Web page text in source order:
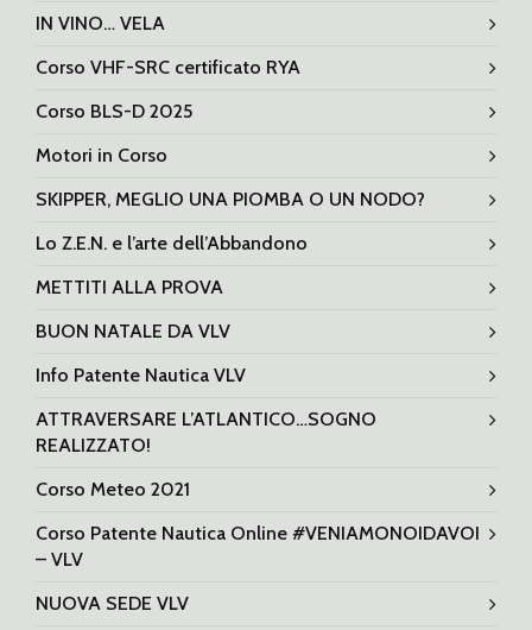
IN VINO… VELA
Corso VHF-SRC certificato RYA
Corso BLS-D 2025
Motori in Corso
SKIPPER, MEGLIO UNA PIOMBA O UN NODO?
Lo Z.E.N. e l’arte dell’Abbandono
METTITI ALLA PROVA
BUON NATALE DA VLV
Info Patente Nautica VLV
ATTRAVERSARE L’ATLANTICO…SOGNO
REALIZZATO!
Corso Meteo 2021
Corso Patente Nautica Online #VENIAMONOIDAVOI
– VLV
NUOVA SEDE VLV